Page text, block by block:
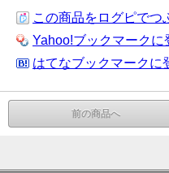
この商品をログピでつ
Yahoo!ブックマークに
はてなブックマークに
前の商品へ